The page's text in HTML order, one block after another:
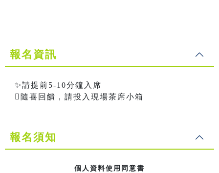
報名資訊
✨請提前5-10分鐘入席
隨喜回饋，請投入現場茶席小箱
報名須知
個人資料使用同意書